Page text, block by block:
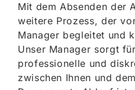
Mit dem Absenden der
weitere Prozess, der
Manager begleitet und
Unser Manager sorgt
professionelle und
zwischen Ihnen und